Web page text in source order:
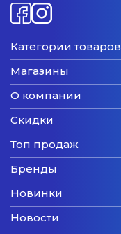
Категории товаров
Магазины
О компании
Скидки
Топ продаж
Бренды
Новинки
Новости